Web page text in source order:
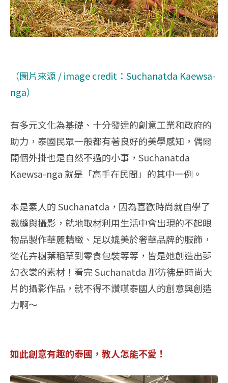
（圖片來源 / image credit：Suchanatda Kaewsa-
nga）
有多元文化為基礎、十分發達的創意工業和政府的
助力，泰國民眾一般都有著良好的美學感知，偶爾
開個外掛也是自然不過的小事，Suchanatda
Kaewsa-nga 就是「高手在民間」的其中一例。
本是素人的 Suchanatda，因為喜歡時尚就自學了
裁縫與攝影，就地取材利用生活中會出現的不起眼
物品製作華麗精緻、足以媲美於奢華品牌的服飾，
從花卉樹葉稻草到零食包裝等等，皆是她創造出夢
幻衣裳的素材！看完 Suchanatda 那彷彿是時尚大
片的攝影作品，就不得不讚嘆泰國人的創意與創造
力啊～
如此創意有趣的泰國，教人怎能不愛！